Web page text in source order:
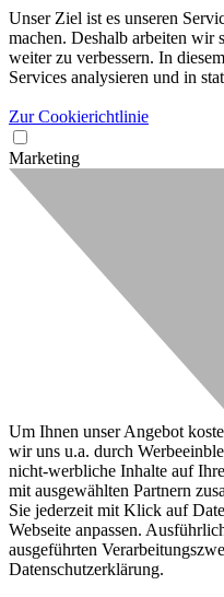
Unser Ziel ist es unseren
machen. Deshalb arbeiten wir
weiter zu verbessern. In
Services analysieren und in
Zur Cookierichtlinie
Marketing
Um Ihnen unser Angebot
wir uns u.a. durch
nicht-werbliche Inhalte auf
mit ausgewählten Partnern
Sie jederzeit mit Klick auf
Webseite anpassen.
ausgeführten
Datenschutzerklärung.